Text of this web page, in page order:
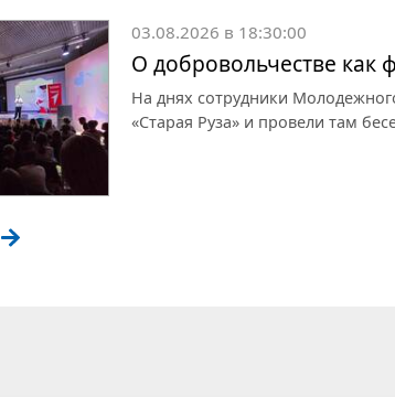
03.08.2026 в 18:30:00
О добровольчестве как
На днях сотрудники
«Старая Руза» и провели там